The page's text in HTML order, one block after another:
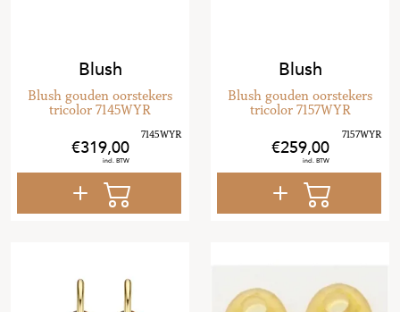
Blush
Blush gouden oorstekers
tricolor 7145WYR
319,00
Blush
Blush gouden oorstekers
tricolor 7157WYR
259,00